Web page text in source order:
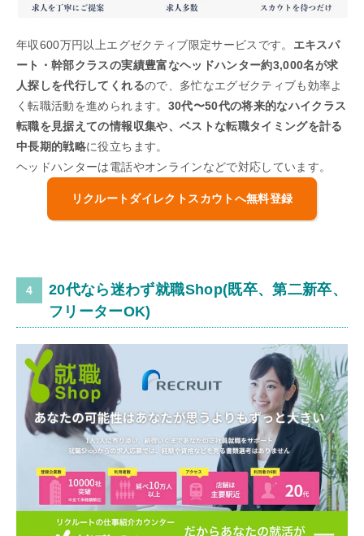
年収600万円以上エグゼクティブ限定サービスです。 エキスパ
ート・幹部クラスの実績豊富なヘッドハンター約3,000名が求
人探しを代行してくれるので、多忙なエグゼクティブも効率よ
く転職活動を進められます。 30代〜50代の将来的なハイクラス
転職を見据えての情報収集や、ベストな転職タイミングを計る
中長期的戦略に役立ちます。
ヘッドハンターは電話やオンラインなどで対応しています。
リクルートダイレクトスカウトへ無料登録
20代なら迷わず就職Shop(既卒、第二新卒、
フリーターOK)